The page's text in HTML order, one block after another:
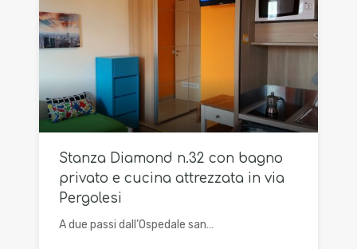
Stanza Diamond n.32 con bagno
privato e cucina attrezzata in via
Pergolesi
A due passi dall’Ospedale san…